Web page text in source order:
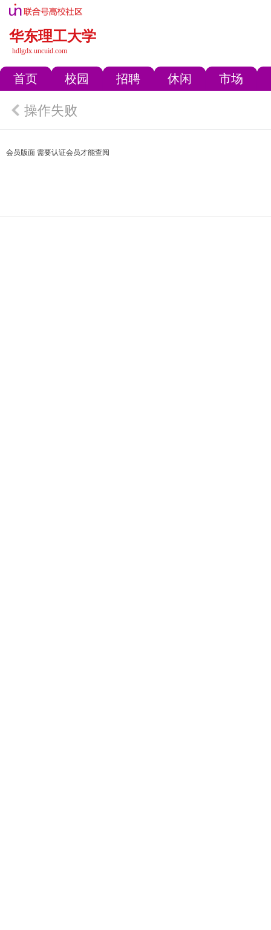
华东理工大学
hdlgdx.uncuid.com
首页 校园 招聘 休闲 市场
操作失败
会员版面 需要认证会员才能查阅